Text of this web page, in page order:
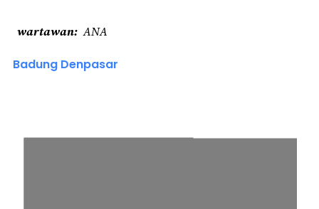
wartawan ANA
Badung Denpasar